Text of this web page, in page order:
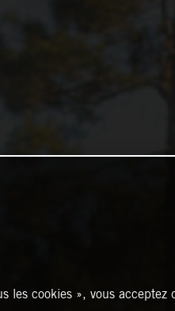
les cookies », vous acceptez